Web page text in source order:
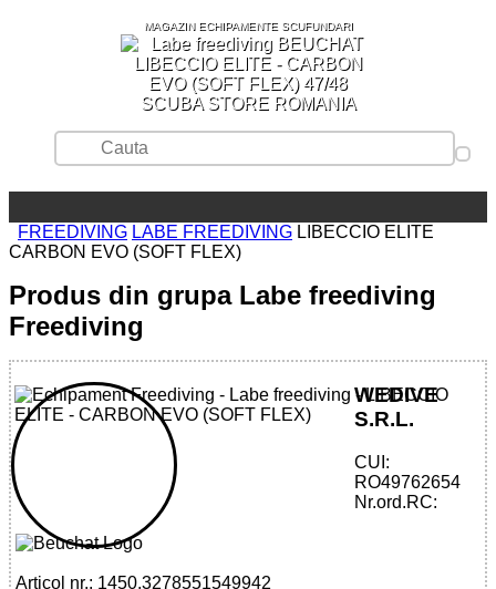
MAGAZIN ECHIPAMENTE SCUFUNDARI
SCUBA STORE ROMANIA
FREEDIVING LABE FREEDIVING LIBECCIO ELITE
CARBON EVO (SOFT FLEX)
Produs din grupa Labe freediving
Freediving
32785515499 - LIBECCIO ELITE -
CARBON EVO (SOFT FLEX)
Articol nr.: 1450.3278551549942
WEDIVE
S.R.L.
CUI:
RO49762654
Nr.ord.RC: